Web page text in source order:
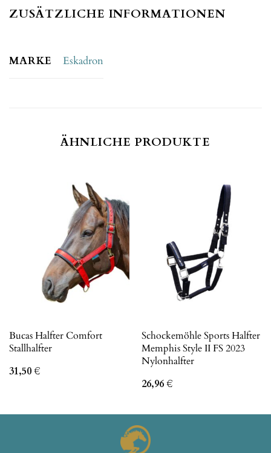
ZUSÄTZLICHE INFORMATIONEN
MARKE Eskadron
ÄHNLICHE PRODUKTE
Bucas Halfter Comfort
Stallhalfter
31,50€
Schockemöhle Sports Halfter
Memphis Style II FS 2023
Nylonhalfter
26,96€